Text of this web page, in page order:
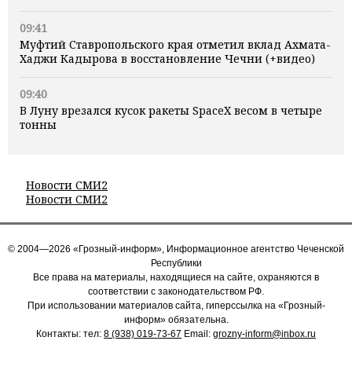
09:41
Муфтий Ставропольского края отметил вклад Ахмата-
Хаджи Кадырова в восстановление Чечни (+видео)
09:40
В Луну врезался кусок ракеты SpaceX весом в четыре
тонны
Новости СМИ2
Новости СМИ2
© 2004—2026 «Грозный-информ», Информационное агентство Чеченской
Республики
Все права на материалы, находящиеся на сайте, охраняются в
соответствии с законодательством РФ.
При использовании материалов сайта, гиперссылка на «Грозный-
информ» обязательна.
Контакты: тел: 8 (938) 019-73-67 Email: grozny-inform@inbox.ru